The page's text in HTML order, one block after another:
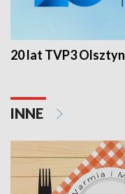
20 lat TVP3 Olsztyn
INNE